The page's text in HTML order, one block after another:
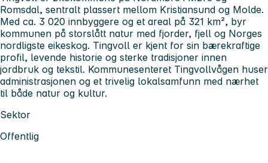
Romsdal, sentralt plassert mellom Kristiansund og Molde.
Med ca. 3 020 innbyggere og et areal på 321 km², byr
kommunen på storslått natur med fjorder, fjell og Norges
nordligste eikeskog. Tingvoll er kjent for sin bærekraftige
profil, levende historie og sterke tradisjoner innen
jordbruk og tekstil. Kommunesenteret Tingvollvågen huser
administrasjonen og et trivelig lokalsamfunn med nærhet
til både natur og kultur.
Sektor
Offentlig